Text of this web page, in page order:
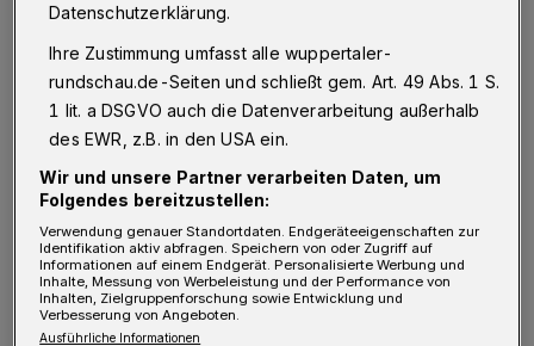
„Die DITIB-Moschee in Wuppertal-Elberfeld
nimmt die jüngsten Diskussionen rund um die
Jugendarbeit in unserer Gemeinde sehr ernst.
Wir möchten in aller Deutlichkeit betonen,
dass unsere Arbeit auf den Werten von
Respekt, Zusammenhalt und gegenseitigem
Verständnis basiert. Die Förderung eines
friedlichen Miteinanders steht im Zentrum all
unserer Aktivitäten.
Datenschutzerklärung.
Ihre Zustimmung umfasst alle wuppertaler-
rundschau.de-Seiten und schließt gem. Art. 49 Abs. 1 S.
1 lit. a DSGVO auch die Datenverarbeitung außerhalb
des EWR, z.B. in den USA ein.
Wir und unsere Partner verarbeiten Daten, um
Folgendes bereitzustellen:
Verwendung genauer Standortdaten. Endgeräteeigenschaften zur
Identifikation aktiv abfragen. Speichern von oder Zugriff auf
Informationen auf einem Endgerät. Personalisierte Werbung und
Inhalte, Messung von Werbeleistung und der Performance von
Inhalten, Zielgruppenforschung sowie Entwicklung und
Verbesserung von Angeboten.
Ausführliche Informationen